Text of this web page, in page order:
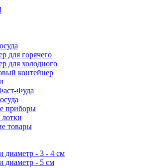
для горячего
для холодного
контейнер
Фуда
приборы
товары
диаметр - 3 - 4 см
диаметр - 5 см